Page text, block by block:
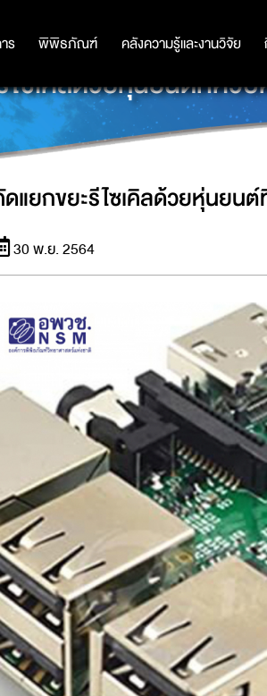
ร พิพิธภัณฑ์ คลังความรู้และงานวิจัย
ร พิพิธภัณฑ์ คลังความรู้และงานวิจัย
ซเคิลด้วยหุ่นยนต์ที่ควบ
แยกขยะรีไซเคิลด้วยหุ่นยน
30 พ.ย. 2564